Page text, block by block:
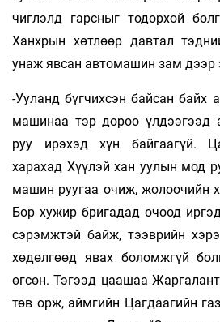
чиглэлд гарсныг тодорхой
Ханхрын хөтлөөр давтал
унаж явсан автомашин зам дээр
-Ууланд бүгчихсэн байсан байх
машинаа тэр дороо үлдээгээд
руу ирэхэд хүн байгаагүй.
харахад Хүүлэй хан уулын мод
машин руугаа очиж, жолоочийн
Бор хужир бригадад очоод
сэрэмжтэй байж, тээврийн
хөдөлгөөд явах боломжгүй
өгсөн. Тэгээд цаашаа
төв орж, аймгийн Цагдаагийн